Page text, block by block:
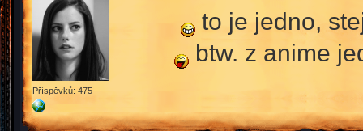
Příspěvků: 475
to je jedno,
btw. z anime